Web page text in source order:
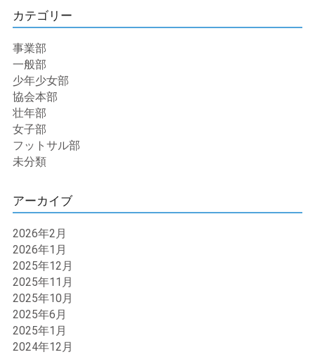
カテゴリー
事業部
一般部
少年少女部
協会本部
壮年部
女子部
フットサル部
未分類
アーカイブ
2026年2月
2026年1月
2025年12月
2025年11月
2025年10月
2025年6月
2025年1月
2024年12月